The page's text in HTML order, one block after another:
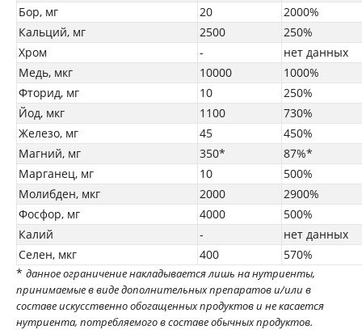
Бор, мг
20
2000%
Кальций, мг
2500
250%
Хром
-
нет данных
Медь, мкг
10000
1000%
Фторид, мг
10
250%
Йод, мкг
1100
730%
Железо, мг
45
450%
Магний, мг
350*
87%*
Марганец, мг
10
500%
Молибден, мкг
2000
2900%
Фосфор, мг
4000
500%
Калий
-
нет данных
Селен, мкг
400
570%
* данное ограничение накладывается лишь на нутриенты,
принимаемые в виде дополнительных препаратов и/или в
составе искусственно обогащенных продуктов и не касается
нутриента, потребляемого в составе обычных продуктов.